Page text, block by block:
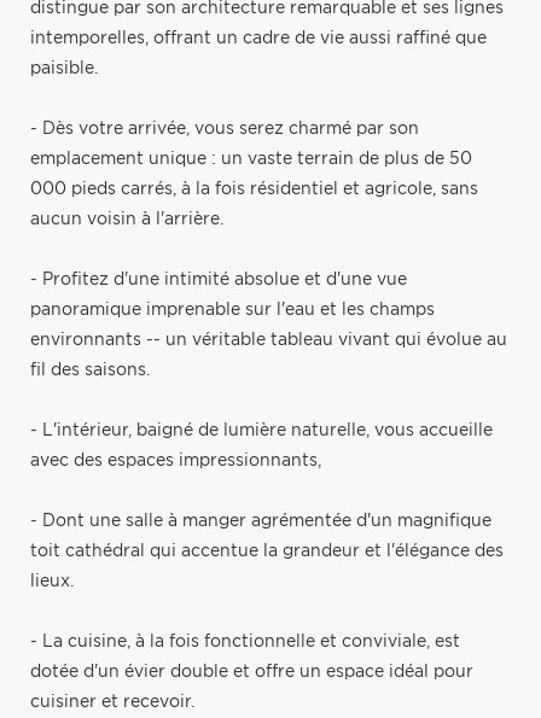
distingue par son architecture remarquable et ses lignes
intemporelles, offrant un cadre de vie aussi raffiné que
paisible.
- Dès votre arrivée, vous serez charmé par son
emplacement unique : un vaste terrain de plus de 50
000 pieds carrés, à la fois résidentiel et agricole, sans
aucun voisin à l'arrière.
- Profitez d'une intimité absolue et d'une vue
panoramique imprenable sur l'eau et les champs
environnants -- un véritable tableau vivant qui évolue au
fil des saisons.
- L'intérieur, baigné de lumière naturelle, vous accueille
avec des espaces impressionnants,
- Dont une salle à manger agrémentée d'un magnifique
toit cathédral qui accentue la grandeur et l'élégance des
lieux.
- La cuisine, à la fois fonctionnelle et conviviale, est
dotée d'un évier double et offre un espace idéal pour
cuisiner et recevoir.